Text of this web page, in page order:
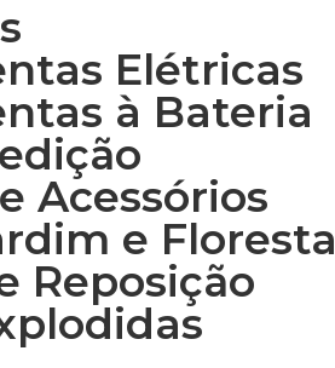
Elétricas
à Bateria
Acessórios
e Floresta
Reposição